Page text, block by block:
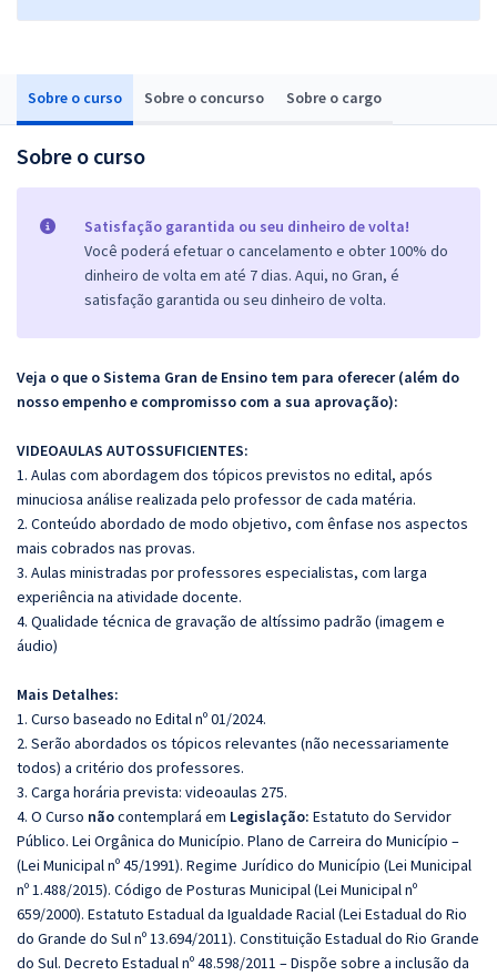
Sobre o curso Sobre o concurso Sobre o cargo
Sobre o curso
Satisfação garantida ou seu dinheiro de volta!
Você poderá efetuar o cancelamento e obter 100% do
dinheiro de volta em até 7 dias. Aqui, no Gran, é
satisfação garantida ou seu dinheiro de volta.
Veja o que o Sistema Gran de Ensino tem para oferecer (além do
nosso empenho e compromisso com a sua aprovação):
VIDEOAULAS AUTOSSUFICIENTES:
1. Aulas com abordagem dos tópicos previstos no edital, após
minuciosa análise realizada pelo professor de cada matéria.
2. Conteúdo abordado de modo objetivo, com ênfase nos aspectos
mais cobrados nas provas.
3. Aulas ministradas por professores especialistas, com larga
experiência na atividade docente.
4. Qualidade técnica de gravação de altíssimo padrão (imagem e
áudio)
Mais Detalhes:
1. Curso baseado no Edital nº 01/2024.
2. Serão abordados os tópicos relevantes (não necessariamente
todos) a critério dos professores.
3. Carga horária prevista: videoaulas 275.
4. O Curso nãocontemplará em Legislação: Estatuto do Servidor
Público. Lei Orgânica do Município. Plano de Carreira do Município –
(Lei Municipal nº 45/1991). Regime Jurídico do Município (Lei Municipal
nº 1.488/2015). Código de Posturas Municipal (Lei Municipal nº
659/2000). Estatuto Estadual da Igualdade Racial (Lei Estadual do Rio
do Grande do Sul nº 13.694/2011). Constituição Estadual do Rio Grande
do Sul. Decreto Estadual nº 48.598/2011 – Dispõe sobre a inclusão da